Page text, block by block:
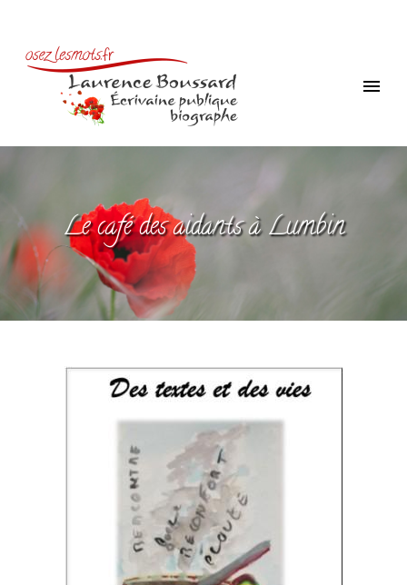
Le café des aidants à Lumbin